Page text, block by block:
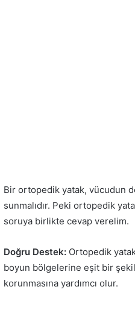
Bir ortopedik yatak, vücudun
sunmalıdır. Peki ortopedik
soruya birlikte cevap verelim.
Doğru Destek: Ortopedik
boyun bölgelerine eşit bir
korunmasına yardımcı olur.